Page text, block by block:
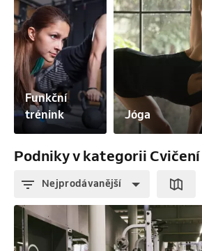
Funkční
trénink
Jóga
Podniky v kategorii Cvičení
Nejprodávanější